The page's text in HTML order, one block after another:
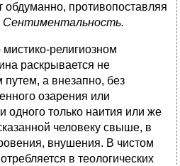
обдуманно, противопоставляя
Сентиментальность.
религиозном
раскрывается не
путем, а внезапно, без
озарения или
только наития или же
человеку свыше, в
внушения. В чистом
в теологических